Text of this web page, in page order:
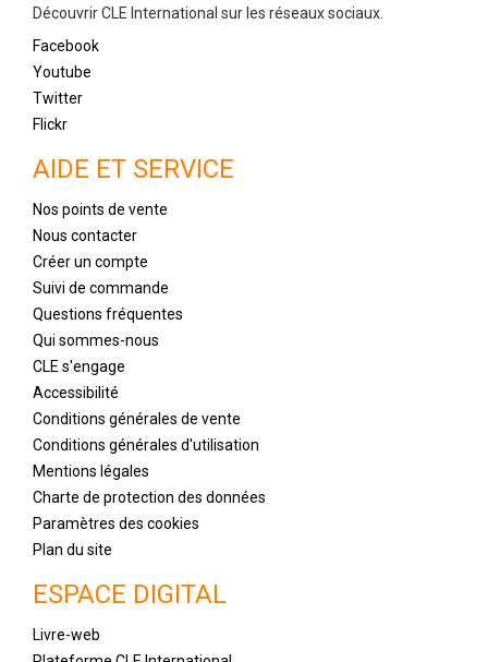
Découvrir CLE International sur les réseaux sociaux.
Facebook
Youtube
Twitter
Flickr
AIDE ET SERVICE
Nos points de vente
Nous contacter
Créer un compte
Suivi de commande
Questions fréquentes
Qui sommes-nous
CLE s'engage
Accessibilité
Conditions générales de vente
Conditions générales d'utilisation
Mentions légales
Charte de protection des données
Paramètres des cookies
Plan du site
ESPACE DIGITAL
Livre-web